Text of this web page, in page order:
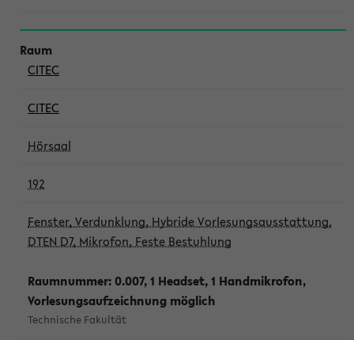
CITEC
CITEC
Hörsaal
192
Fenster, Verdunklung, Hybride Vorlesungsausstattung,
DTEN D7, Mikrofon, Feste Bestuhlung
Raumnummer: 0.007, 1 Headset, 1 Handmikrofon,
Vorlesungsaufzeichnung möglich
Technische Fakultät